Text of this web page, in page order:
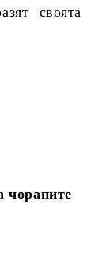
своята
чорапите